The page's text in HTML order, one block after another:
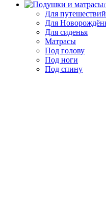
Для путешествий
Для
Для сиденья
Матрасы
Под голову
Под ноги
Под спину